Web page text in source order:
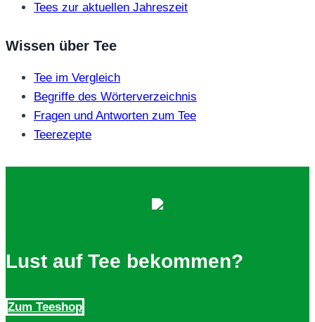
Tees zur aktuellen Jahreszeit
Wissen über Tee
Tee im Vergleich
Begriffe des Wörterverzeichnis
Fragen und Antworten zum Tee
Teerezepte
Lust auf Tee bekommen?
Zum Teeshop